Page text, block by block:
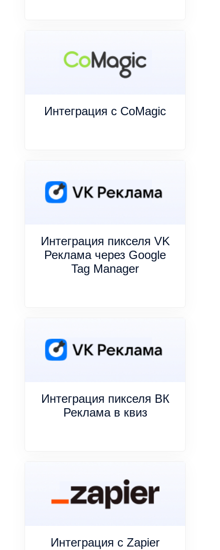
Интеграция с CoMagic
Интеграция пикселя VK
Реклама через Google
Tag Manager
Интеграция пикселя ВК
Реклама в квиз
Интеграция с Zapier